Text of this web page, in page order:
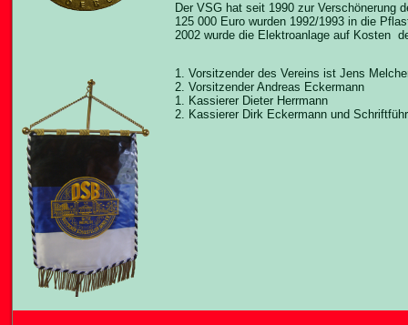
Der VSG hat seit 1990 zur Verschönerung
125 000 Euro wurden 1992/1993 in die
2002 wurde die Elektroanlage auf Kosten
1. Vorsitzender des Vereins ist Jens
2. Vorsitzender Andreas Eckermann
1. Kassierer Dieter Herrmann
2. Kassierer Dirk Eckermann und